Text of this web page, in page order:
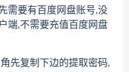
需要有百度网盘账号,没
端,不需要充值百度网盘
先复制下边的提取密码,